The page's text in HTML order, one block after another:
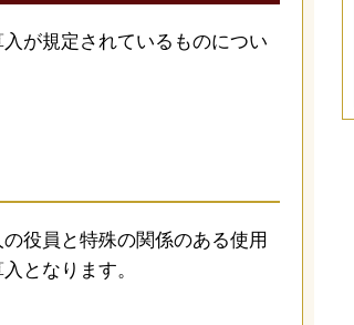
が規定されているものについ
役員と特殊の関係のある使用
となります。